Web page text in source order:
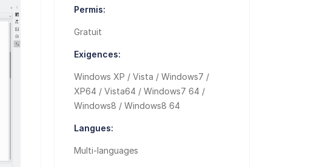
Permis:
Gratuit
Exigences:
Windows XP / Vista / Windows7 /
XP64 / Vista64 / Windows7 64 /
Windows8 / Windows8 64
Langues:
Multi-languages